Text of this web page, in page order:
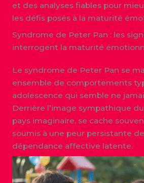
et des analyses fiables pour
les défis posés à la maturité
Syndrome de Peter Pan : les
interrogent la maturité
Le syndrome de Peter Pan se
ensemble de comportements
adolescence qui semble ne
Derrière l’image sympathique
pays imaginaire, se cache
soumis à une peur persistante
dépendance affective latente.